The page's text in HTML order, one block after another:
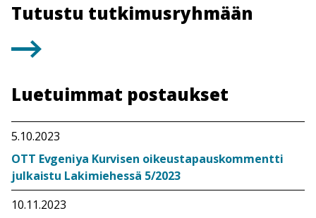
Tutustu tutkimusryhmään
Luetuimmat postaukset
5.10.2023
OTT Evgeniya Kurvisen oikeustapauskommentti
julkaistu Lakimiehessä 5/2023
10.11.2023